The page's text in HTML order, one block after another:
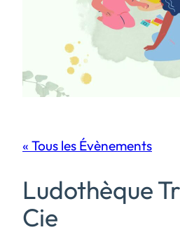
« Tous les Évènements
Ludothèque
Cie